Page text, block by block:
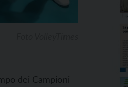
dei Campioni